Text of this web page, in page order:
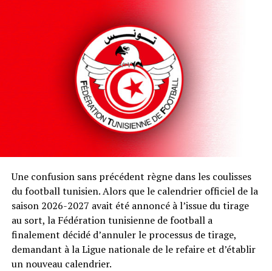
Une confusion sans précédent règne dans les coulisses
du football tunisien. Alors que le calendrier officiel de la
saison 2026-2027 avait été annoncé à l’issue du tirage
au sort, la Fédération tunisienne de football a
finalement décidé d’annuler le processus de tirage,
demandant à la Ligue nationale de le refaire et d’établir
un nouveau calendrier.